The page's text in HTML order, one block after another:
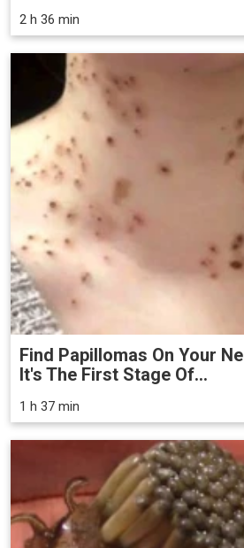
2 h 36 min
Find Papillomas On Your
It's The First Stage Of...
1 h 37 min